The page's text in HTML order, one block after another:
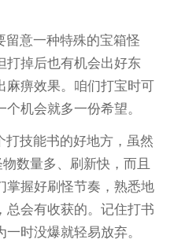
留意一种特殊的宝箱怪
打掉后也有机会出好东
麻痹效果。咱们打宝时可
机会就多一份希望。
打技能书的好地方，虽然
数量多、刷新快，而且
掌握好刷怪节奏，熟悉地
总会有收获的。记住打书
时没爆就轻易放弃。